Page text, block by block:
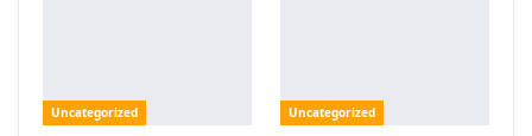
Uncategorized Uncategorized